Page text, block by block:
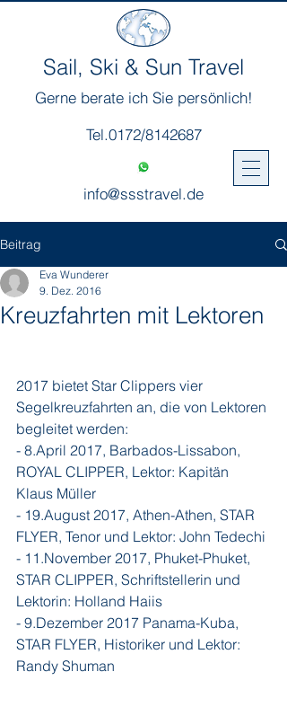
Sail, Ski & Sun Travel
Gerne berate ich Sie persönlich!
Tel.0172/8142687
info@ssstravel.de
Beitrag
Kreuzfahrten mit Lektoren
Eva Wunderer
9. Dez. 2016
2017 bietet Star Clippers vier
Segelkreuzfahrten an, die von Lektoren
begleitet werden:
- 8.April 2017, Barbados-Lissabon,
ROYAL CLIPPER, Lektor: Kapitän
Klaus Müller
- 19.August 2017, Athen-Athen, STAR
FLYER, Tenor und Lektor: John Tedechi
- 11.November 2017, Phuket-Phuket,
STAR CLIPPER, Schriftstellerin und
Lektorin: Holland Haiis
- 9.Dezember 2017 Panama-Kuba,
STAR FLYER, Historiker und Lektor:
Randy Shuman